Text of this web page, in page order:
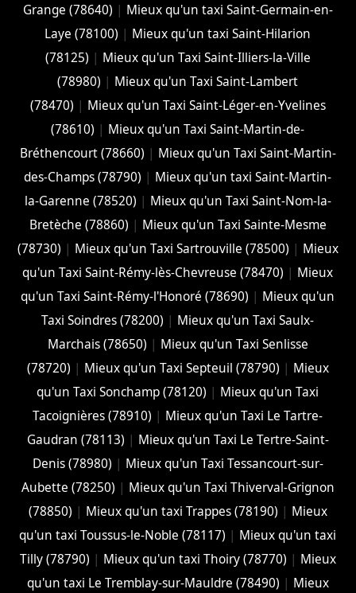
Grange (78640) | Mieux qu'un taxi Saint-Germain-en-
Laye (78100) | Mieux qu'un taxi Saint-Hilarion
(78125) | Mieux qu'un Taxi Saint-Illiers-la-Ville
(78980) | Mieux qu'un Taxi Saint-Lambert
(78470) | Mieux qu'un Taxi Saint-Léger-en-Yvelines
(78610) | Mieux qu'un Taxi Saint-Martin-de-
Bréthencourt (78660) | Mieux qu'un Taxi Saint-Martin-
des-Champs (78790) | Mieux qu'un taxi Saint-Martin-
la-Garenne (78520) | Mieux qu'un Taxi Saint-Nom-la-
Bretèche (78860) | Mieux qu'un Taxi Sainte-Mesme
(78730) | Mieux qu'un Taxi Sartrouville (78500) | Mieux
qu'un Taxi Saint-Rémy-lès-Chevreuse (78470) | Mieux
qu'un Taxi Saint-Rémy-l'Honoré (78690) | Mieux qu'un
Taxi Soindres (78200) | Mieux qu'un Taxi Saulx-
Marchais (78650) | Mieux qu'un Taxi Senlisse
(78720) | Mieux qu'un Taxi Septeuil (78790) | Mieux
qu'un Taxi Sonchamp (78120) | Mieux qu'un Taxi
Tacoignières (78910) | Mieux qu'un Taxi Le Tartre-
Gaudran (78113) | Mieux qu'un Taxi Le Tertre-Saint-
Denis (78980) | Mieux qu'un Taxi Tessancourt-sur-
Aubette (78250) | Mieux qu'un Taxi Thiverval-Grignon
(78850) | Mieux qu'un taxi Trappes (78190) | Mieux
qu'un taxi Toussus-le-Noble (78117) | Mieux qu'un taxi
Tilly (78790) | Mieux qu'un taxi Thoiry (78770) | Mieux
qu'un taxi Le Tremblay-sur-Mauldre (78490) | Mieux